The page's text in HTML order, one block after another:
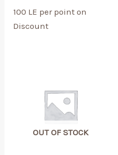
100 LE per point on
Discount
OUT OF STOCK